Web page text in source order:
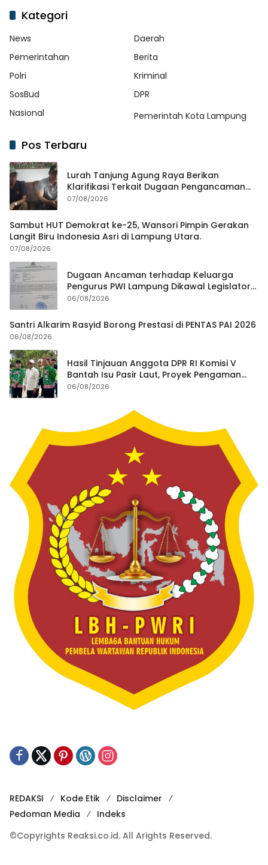
Kategori
News
Daerah
Pemerintahan
Berita
Polri
Kriminal
SosBud
DPR
Nasional
Pemerintah Kota Lampung
Pos Terbaru
Lurah Tanjung Agung Raya Berikan
Klarifikasi Terkait Dugaan Pengancaman
Antar Warga Yang Berujung Laporan ke
07/08/2026
Sambut HUT Demokrat ke-25, Wansori Pimpin Gerakan
Langit Biru Indonesia Asri di Lampung Utara.
07/08/2026
Dugaan Ancaman terhadap Keluarga
Pengurus PWI Lampung Dikawal Legislator
dan Jurnalis
06/08/2026
Santri Alkarim Rasyid Borong Prestasi di PENTAS PAI 2026
06/08/2026
Hasil Tinjauan Anggota DPR RI Komisi V
Bantah Isu Pasir Laut, Proyek Pengaman
Pantai Mandiri Sejati Dipastikan Sesuai
06/08/2026
REDAKSI Kode Etik
Disclaimer
Pedoman Media
Indeks
©Copyrights Reaksi.co.id. All Arights Reserved.